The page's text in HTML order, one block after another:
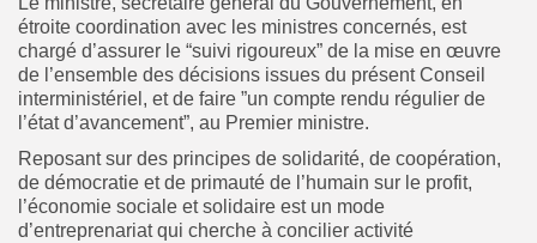
étroite coordination avec les ministres concernés, est
chargé d’assurer le “suivi rigoureux” de la mise en œuvre
de l’ensemble des décisions issues du présent Conseil
interministériel, et de faire ”un compte rendu régulier de
l’état d’avancement”, au Premier ministre.
Reposant sur des principes de solidarité, de coopération,
de démocratie et de primauté de l’humain sur le profit,
l’économie sociale et solidaire est un mode
d’entreprenariat qui cherche à concilier activité